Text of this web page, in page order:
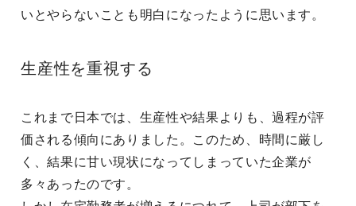
いとやらないことも明白になったように思います。
生産性を重視する
これまで日本では、生産性や結果よりも、過程が評
価される傾向にありました。このため、時間に厳し
く、結果に甘い現状になってしまっていた企業が
多々あったのです。